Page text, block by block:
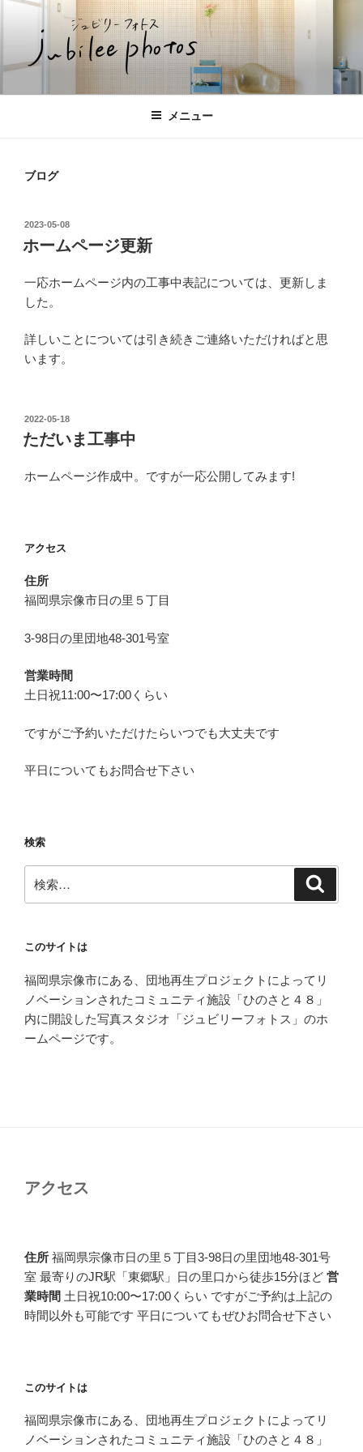
ン
ジュビリーフォトス
宗像市の団地の中にある写真スタジオのホームページ
メニュー
ブログ
投
稿
日:
2023-05-08
ホームページ更新
一応ホームページ内の工事中表記については、更新しま
した。
詳しいことについては引き続きご連絡いただければと思
います。
投
稿
日:
2022-05-18
ただいま工事中
ホームページ作成中。ですが一応公開してみます!
アクセス
住所
福岡県宗像市日の里５丁目
3-98日の里団地48-301号室
営業時間
土日祝11:00〜17:00くらい
ですがご予約いただけたらいつでも大丈夫です
平日についてもお問合せ下さい
検索
索:
このサイトは
福岡県宗像市にある、団地再生プロジェクトによってリ
ノベーションされたコミュニティ施設「ひのさと４８」
内に開設した写真スタジオ「ジュビリーフォトス」のホ
ームページです。
アクセス
住所 福岡県宗像市日の里５丁目3-98日の里団地48-301号
室 最寄りのJR駅「東郷駅」日の里口から徒歩15分ほど 営
業時間 土日祝10:00〜17:00くらい ですがご予約は上記の
時間以外も可能です 平日についてもぜひお問合せ下さい
このサイトは
福岡県宗像市にある、団地再生プロジェクトによってリ
ノベーションされたコミュニティ施設「ひのさと４８」